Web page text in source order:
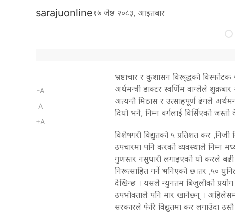
sarajuonline१७ जेष्ठ २०८३, आइतबार
-A
A
+A
भ्रष्टाचार र कुशासन विरू्द्धको
अर्थमन्त्री डाक्टर स्वर्णिम वाग्लेले
अत्यन्तै मिठास र उत्साहपूर्ण ढंगले
दियो भने, निम्न वर्गलाई विर्सिएको जस्तो
विशेषगरी विद्युतको ५ प्रतिशत कर
उपचारमा पनि करको व्यवस्थाले निम्न
गुणस्तर नसुधारी लगाइएको यो करले बढी
निरूत्साहित गर्ने भनिएको छ।तर ,५०
देखिन्छ । यसले न्युनतम बिजुलीको प्रयोग
उपभोक्ताले पनि मार खानेछन् ।
सरकारले फेरि विद्युतमा कर लगाउँदा उस्तै